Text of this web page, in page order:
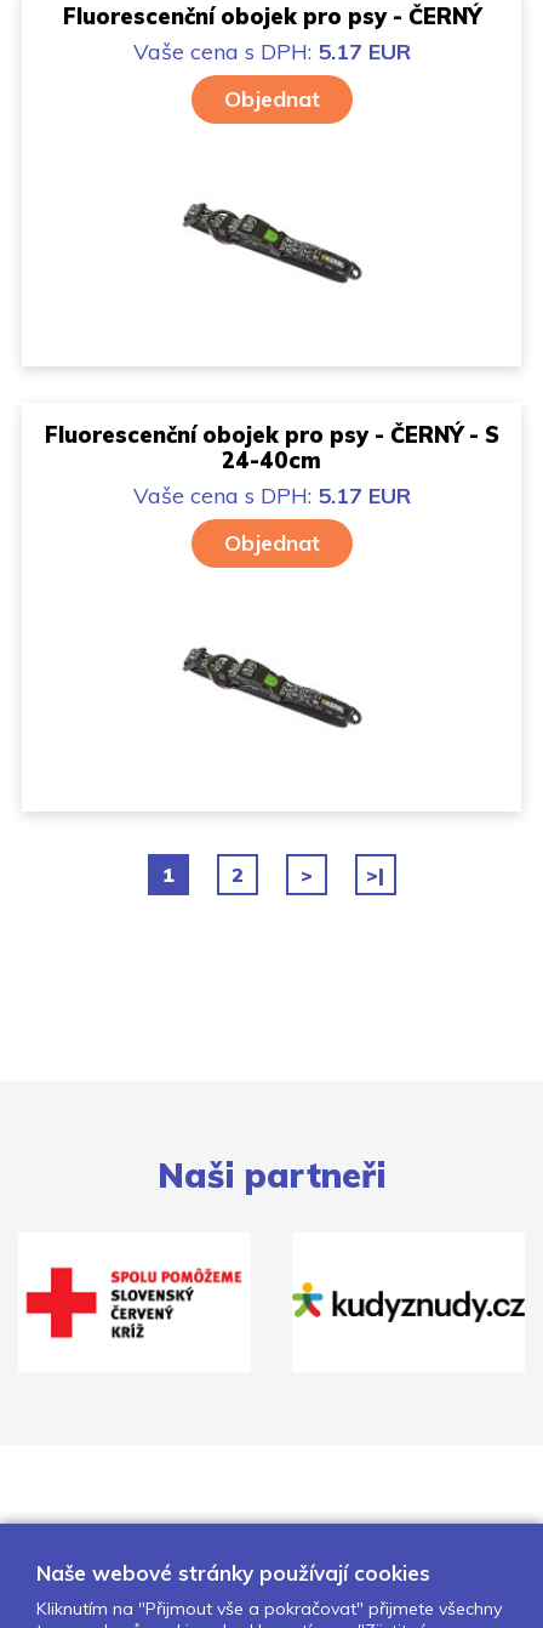
Fluorescenční obojek pro psy - ČERNÝ
Vaše cena s DPH: 5.17 EUR
Objednat
Fluorescenční obojek pro psy - ČERNÝ - S
24-40cm
Vaše cena s DPH: 5.17 EUR
Objednat
1 2 > >|
Naši partneři
Naše webové stránky používají cookies
Kliknutím na "Přijmout vše a pokračovat" přijmete všechny